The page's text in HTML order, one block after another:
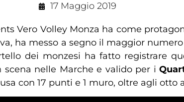
17 Maggio 2019
Vero Volley Monza ha come
ha messo a segno il maggior
dei monzesi ha fatto registrare
nelle Marche e valido per i
con 17 punti e 1 muro, oltre agli otto